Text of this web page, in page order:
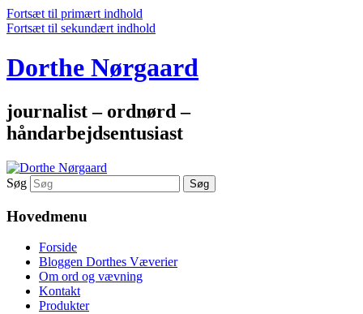
Fortsæt til primært indhold
Fortsæt til sekundært indhold
Dorthe Nørgaard
journalist – ordnørd –
håndarbejdsentusiast
Søg
Hovedmenu
Forside
Bloggen Dorthes Væverier
Om ord og vævning
Kontakt
Produkter